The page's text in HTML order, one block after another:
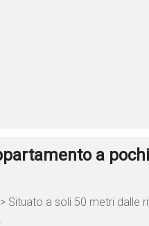
a
Situato a soli 50 metri